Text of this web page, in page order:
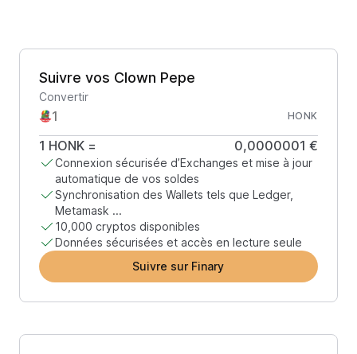
Suivre vos Clown Pepe
Convertir
HONK
1 HONK = 0,0000001 €
Connexion sécurisée d’Exchanges et mise à jour
automatique de vos soldes
Synchronisation des Wallets tels que Ledger,
Metamask ...
10,000 cryptos disponibles
Données sécurisées et accès en lecture seule
Suivre sur Finary